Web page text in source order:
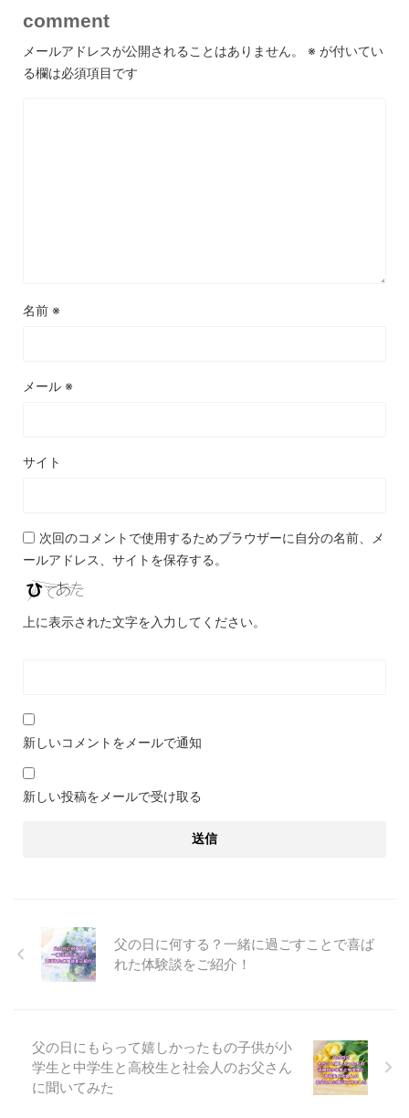
comment
メールアドレスが公開されることはありません。 ※ が付いてい
る欄は必須項目です
名前 ※
メール ※
サイト
次回のコメントで使用するためブラウザーに自分の名前、メ
ールアドレス、サイトを保存する。
上に表示された文字を入力してください。
新しいコメントをメールで通知
新しい投稿をメールで受け取る
父の日に何する？一緒に過ごすことで喜ば
れた体験談をご紹介！
父の日にもらって嬉しかったもの子供が小
学生と中学生と高校生と社会人のお父さん
に聞いてみた